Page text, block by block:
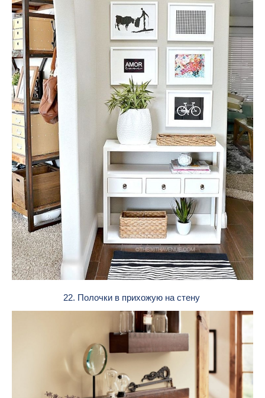
22. Полочки в прихожую на стену